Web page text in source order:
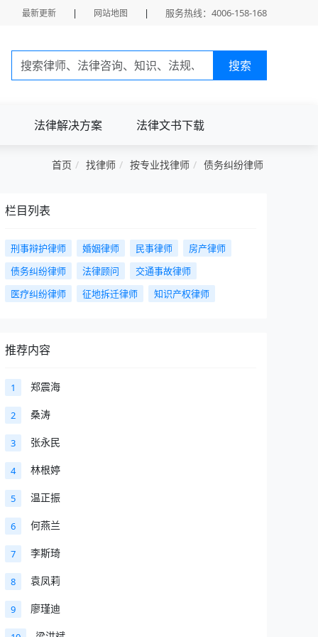
最新更新 | 网站地图 | 服务热线：4006-158-168
搜索
法律解决方案 法律文书下载
首页 找律师 按专业找律师 债务纠纷律师
栏目列表
刑事辩护律师 婚姻律师 民事律师
房产律师
债务纠纷律师
法律顾问
交通事故律师
医疗纠纷律师
征地拆迁律师 知识产权律师
推荐内容
1 郑震海
2 桑涛
3 张永民
4 林根婷
5 温正振
6 何燕兰
7 李斯琦
8 袁凤莉
9 廖瑾迪